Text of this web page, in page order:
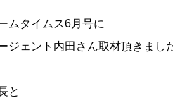
ムタイムス6月号に
ジェント内田さん取材頂きまし
と